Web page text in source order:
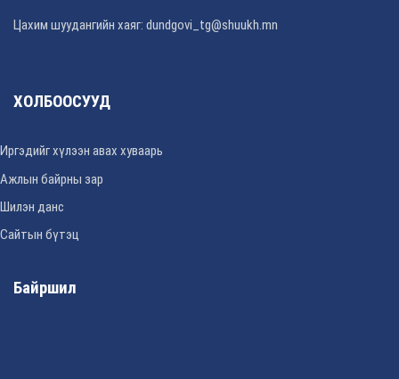
Цахим шуудангийн хаяг: dundgovi_tg@shuukh.mn
ХОЛБООСУУД
Иргэдийг хүлээн авах хуваарь
Ажлын байрны зар
Шилэн данс
Сайтын бүтэц
Байршил